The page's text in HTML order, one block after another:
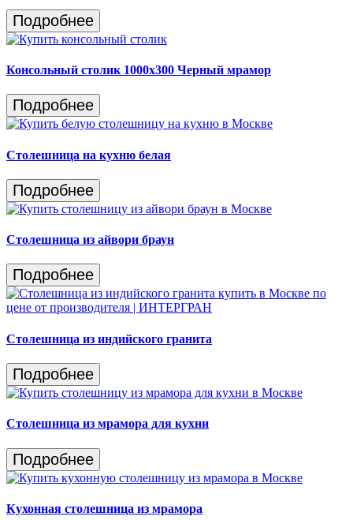
Подробнее
Консольный столик 1000х300 Черный мрамор
Подробнее
Столешница на кухню белая
Подробнее
Столешница из айвори браун
Подробнее
Столешница из индийского гранита
Подробнее
Столешница из мрамора для кухни
Подробнее
Кухонная столешница из мрамора